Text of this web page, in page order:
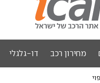
מחירון רכב דו-גלגלי